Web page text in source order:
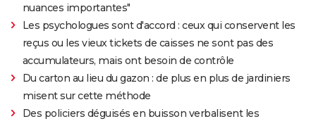
nuances importantes"
Les psychologues sont d'accord : ceux qui conservent les
reçus ou les vieux tickets de caisses ne sont pas des
accumulateurs, mais ont besoin de contrôle
Du carton au lieu du gazon : de plus en plus de jardiniers
misent sur cette méthode
Des policiers déguisés en buisson verbalisent les